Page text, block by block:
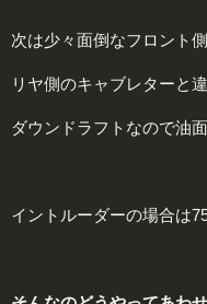
次は少々面倒なフロント
リヤ側のキャブレターと
ダウンドラフトなので油
イントルーダーの場合は